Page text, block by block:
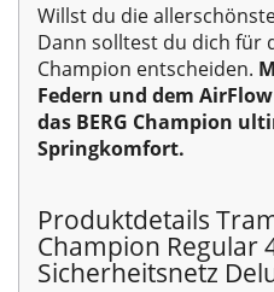
Willst du die
Dann solltest du dich für
Champion entscheiden.
Federn und dem
das BERG Champion
Springkomfort.
Produktdetails
Champion Regular
Sicherheitsnetz